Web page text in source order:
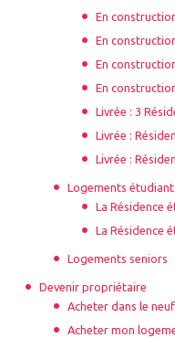
En
En
En
En
Livrée : 3
Livrée :
Livrée :
Logements
La Résidence
La Résidence
Logements seniors
Devenir propriétaire
Acheter dans le neuf
Acheter mon